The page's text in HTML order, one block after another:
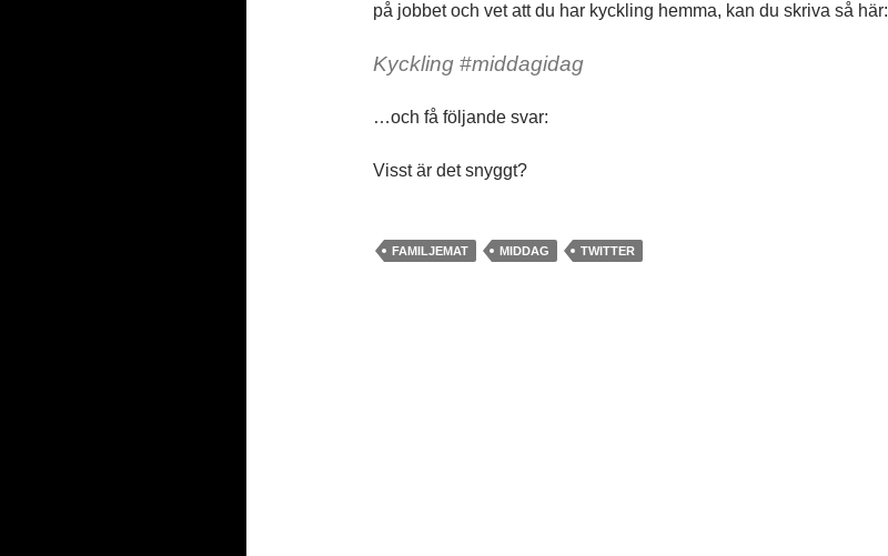
på jobbet och vet att du har kyckling hemma, kan du skriva så här:
Kyckling #middagidag
…och få följande svar:
Visst är det snyggt?
FAMILJEMAT MIDDAG TWITTER